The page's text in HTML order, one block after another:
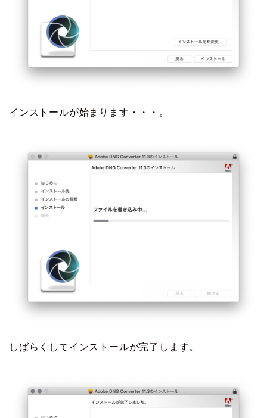
インストールが始まります・・・。
しばらくしてインストールが完了します。